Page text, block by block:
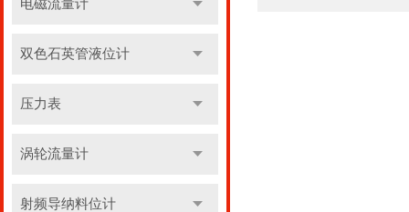
电磁流量计
双色石英管液位计
压力表
涡轮流量计
射频导纳料位计